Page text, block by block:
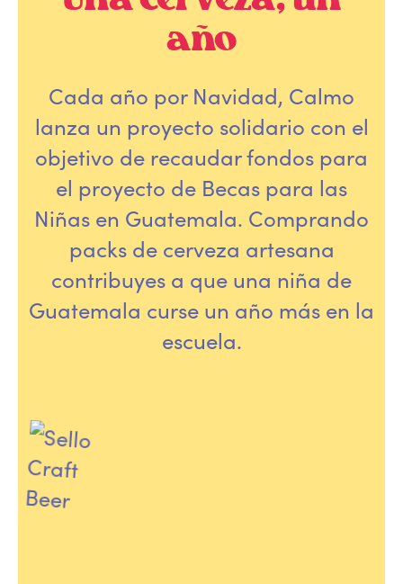
año
Cada año por Navidad, Calmo
lanza un proyecto solidario con el
objetivo de recaudar fondos para
el proyecto de Becas para las
Niñas en Guatemala. Comprando
packs de cerveza artesana
contribuyes a que una niña de
Guatemala curse un año más en la
escuela.